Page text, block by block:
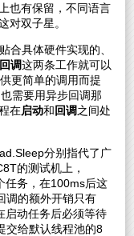
也有保留，不同语言
对双子星。
合具体硬件实现的、
回调这两条工作就可以
更简单的调用而提
需要用异步回调那
在启动和回调之间处
分别指代了广
的测试机上，
任务，在100ms后这
调的额外开销只有
启动任务后必须等待
交给默认线程池的8